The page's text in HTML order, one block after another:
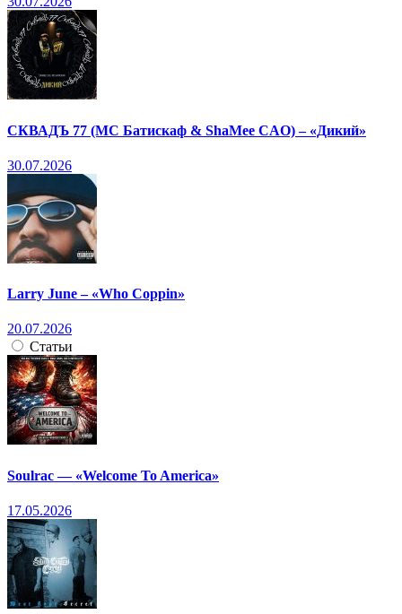
СКВАДЪ 77 (МС Батискаф & ShaMee CAO) – «Дикий»
30.07.2026
Larry June – «Who Coppin»
20.07.2026
Статьи
Soulrac — «Welcome To America»
17.05.2026